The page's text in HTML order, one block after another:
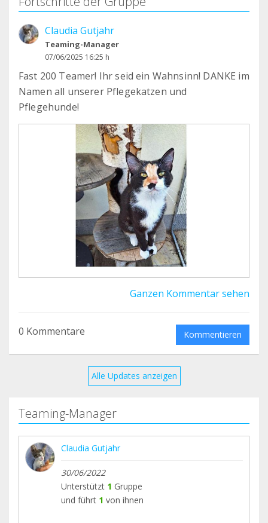
Claudia Gutjahr
Teaming-Manager
07/06/2025 16:25 h
Fast 200 Teamer! Ihr seid ein Wahnsinn! DANKE im
Namen all unserer Pflegekatzen und
Pflegehunde!
Ganzen Kommentar sehen
0 Kommentare Kommentieren
Alle Updates anzeigen
Teaming-Manager
Claudia Gutjahr
30/06/2022
Unterstützt 1 Gruppe
und führt 1 von ihnen